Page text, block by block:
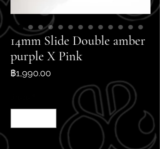
14mm Slide Double amber
purple X Pink
฿1,990.00